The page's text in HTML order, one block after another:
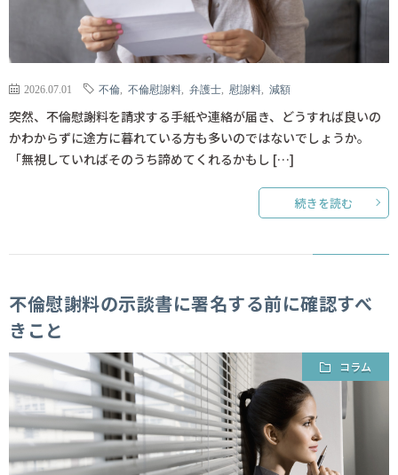
2026.07.01 不倫 不倫慰謝料 弁護士 慰謝料 減額
突然、不倫慰謝料を請求する手紙や連絡が届き、どうすれば良いの
かわからずに途方に暮れている方も多いのではないでしょうか。
「無視していればそのうち諦めてくれるかもし […]
続きを読む
不倫慰謝料の示談書に署名する前に確認すべ
きこと
コラム